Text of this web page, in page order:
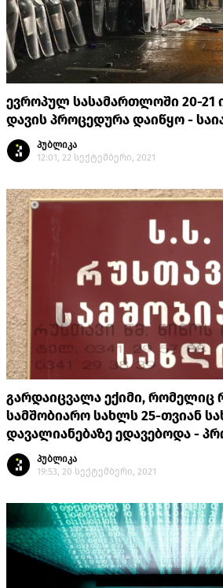
ევროპულ სასამართლოში 20-21
დავის პროცედურა დაიწყო -
პუბლიკა
12:01, 22 სექტემბერი, 2021
გარდაიცვალა ექიმი, რომელიც
სამშობიარო სახლს 25-თვიან
დავალიანებაზე ედავებოდა -
პუბლიკა
19:53, 20 სექტემბერი, 2021